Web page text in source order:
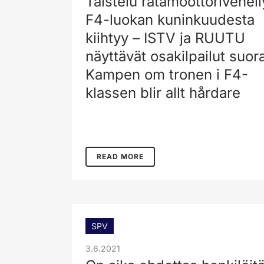
F4-luokan kuninkuudesta
kiihtyy – ISTV ja RUUTU
näyttävät osakilpailut
Kampen om tronen i F4-
klassen blir allt hårdare
READ MORE
SPV
3.6.2021